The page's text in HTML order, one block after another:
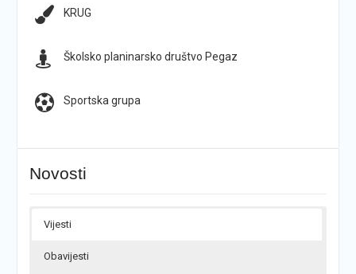
KRUG
Školsko planinarsko društvo Pegaz
Sportska grupa
Novosti
Vijesti
Obavijesti